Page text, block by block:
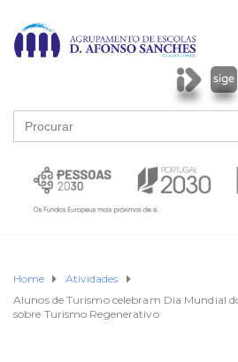
Search
for:
Home
Atividades
Alunos de Turismo celebram Dia Mundial
sobre Turismo Regenerativo